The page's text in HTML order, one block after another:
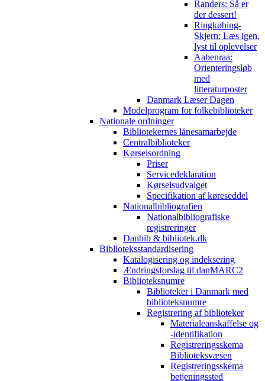
Randers: Så er
der dessert!
Ringkøbing-
Skjern: Læs igen,
lyst til oplevelser
Aabenraa:
Orienteringsløb
med
litteraturposter
Danmark Læser Dagen
Modelprogram for folkebiblioteker
Nationale ordninger
Bibliotekernes lånesamarbejde
Centralbiblioteker
Kørselsordning
Priser
Servicedeklaration
Kørselsudvalget
Specifikation af køreseddel
Nationalbibliografien
Nationalbibliografiske
registreringer
Danbib & bibliotek.dk
Biblioteksstandardisering
Katalogisering og indeksering
Ændringsforslag til danMARC2
Biblioteksnumre
Biblioteker i Danmark med
biblioteksnumre
Registrering af biblioteker
Materialeanskaffelse og
-identifikation
Registreringsskema
Biblioteksvæsen
Registreringsskema
betjeningssted